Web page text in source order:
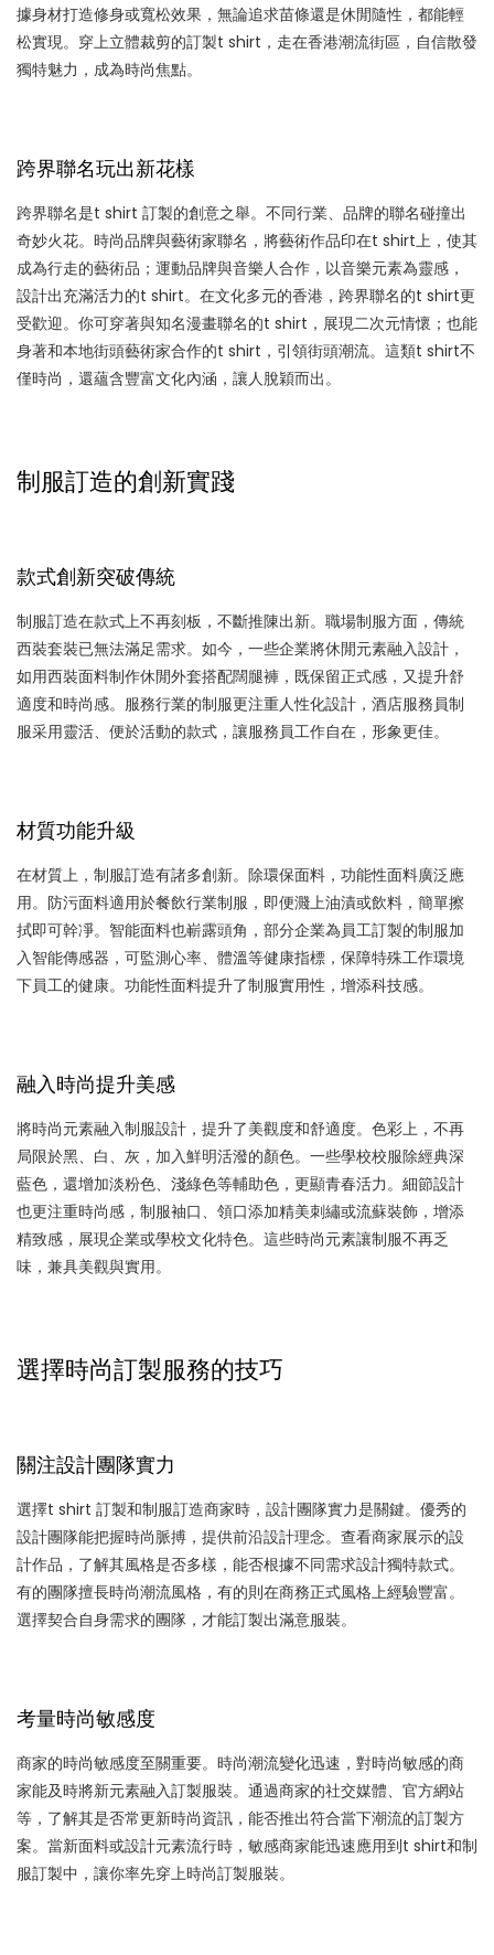
據身材打造修身或寬松效果，無論追求苗條還是休閒隨性，都能輕
松實現。穿上立體裁剪的訂製t shirt，走在香港潮流街區，自信散發
獨特魅力，成為時尚焦點。
跨界聯名玩出新花樣
跨界聯名是t shirt 訂製的創意之舉。不同行業、品牌的聯名碰撞出
奇妙火花。時尚品牌與藝術家聯名，將藝術作品印在t shirt上，使其
成為行走的藝術品；運動品牌與音樂人合作，以音樂元素為靈感，
設計出充滿活力的t shirt。在文化多元的香港，跨界聯名的t shirt更
受歡迎。你可穿著與知名漫畫聯名的t shirt，展現二次元情懷；也能
身著和本地街頭藝術家合作的t shirt，引領街頭潮流。這類t shirt不
僅時尚，還蘊含豐富文化內涵，讓人脫穎而出。
制服訂造的創新實踐
款式創新突破傳統
制服訂造在款式上不再刻板，不斷推陳出新。職場制服方面，傳統
西裝套裝已無法滿足需求。如今，一些企業將休閒元素融入設計，
如用西裝面料制作休閒外套搭配闊腿褲，既保留正式感，又提升舒
適度和時尚感。服務行業的制服更注重人性化設計，酒店服務員制
服采用靈活、便於活動的款式，讓服務員工作自在，形象更佳。
材質功能升級
在材質上，制服訂造有諸多創新。除環保面料，功能性面料廣泛應
用。防污面料適用於餐飲行業制服，即便濺上油漬或飲料，簡單擦
拭即可幹凈。智能面料也嶄露頭角，部分企業為員工訂製的制服加
入智能傳感器，可監測心率、體溫等健康指標，保障特殊工作環境
下員工的健康。功能性面料提升了制服實用性，增添科技感。
融入時尚提升美感
將時尚元素融入制服設計，提升了美觀度和舒適度。色彩上，不再
局限於黑、白、灰，加入鮮明活潑的顏色。一些學校校服除經典深
藍色，還增加淡粉色、淺綠色等輔助色，更顯青春活力。細節設計
也更注重時尚感，制服袖口、領口添加精美刺繡或流蘇裝飾，增添
精致感，展現企業或學校文化特色。這些時尚元素讓制服不再乏
味，兼具美觀與實用。
選擇時尚訂製服務的技巧
關注設計團隊實力
選擇t shirt 訂製和制服訂造商家時，設計團隊實力是關鍵。優秀的
設計團隊能把握時尚脈搏，提供前沿設計理念。查看商家展示的設
計作品，了解其風格是否多樣，能否根據不同需求設計獨特款式。
有的團隊擅長時尚潮流風格，有的則在商務正式風格上經驗豐富。
選擇契合自身需求的團隊，才能訂製出滿意服裝。
考量時尚敏感度
商家的時尚敏感度至關重要。時尚潮流變化迅速，對時尚敏感的商
家能及時將新元素融入訂製服裝。通過商家的社交媒體、官方網站
等，了解其是否常更新時尚資訊，能否推出符合當下潮流的訂製方
案。當新面料或設計元素流行時，敏感商家能迅速應用到t shirt和制
服訂製中，讓你率先穿上時尚訂製服裝。